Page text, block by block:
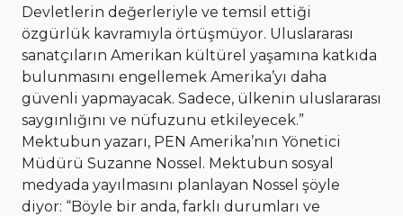
Devletlerin değerleriyle ve temsil ettiği
özgürlük kavramıyla örtüşmüyor. Uluslararası
sanatçıların Amerikan kültürel yaşamına katkıda
bulunmasını engellemek Amerika’yı daha
güvenli yapmayacak. Sadece, ülkenin uluslararası
saygınlığını ve nüfuzunu etkileyecek.”
Mektubun yazarı, PEN Amerika’nın Yönetici
Müdürü Suzanne Nossel. Mektubun sosyal
medyada yayılmasını planlayan Nossel şöyle
diyor: “Böyle bir anda, farklı durumları ve